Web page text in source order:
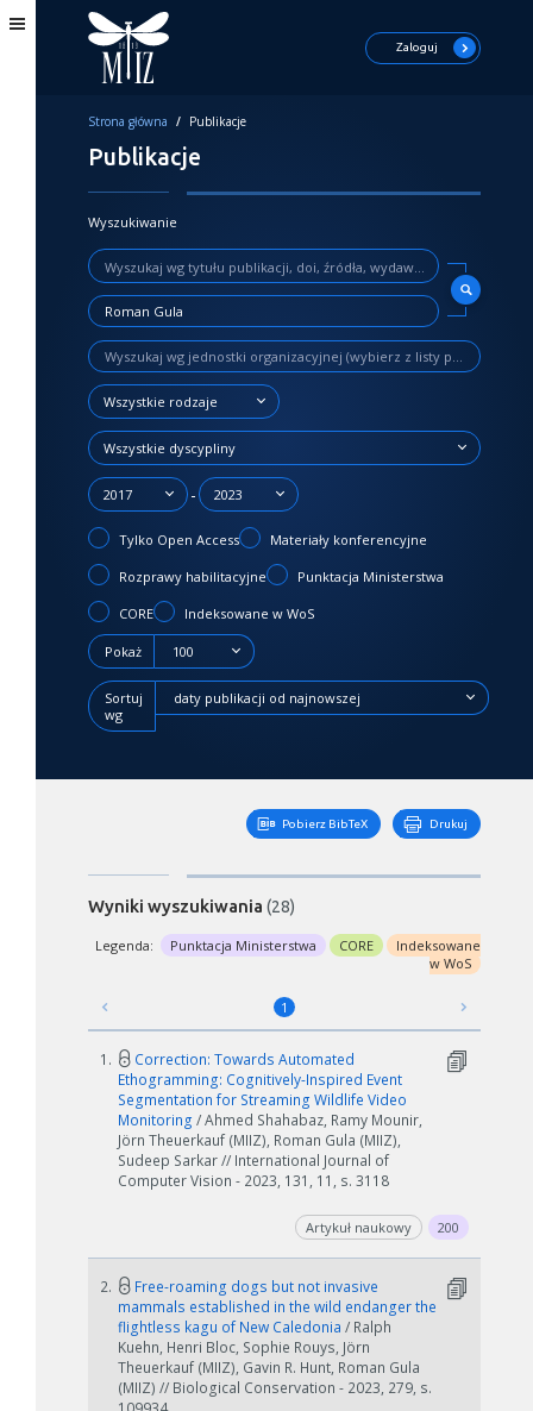
Zaloguj
Strona główna / Publikacje
Publikacje
Wyszukiwanie
Wszystkie rodzaje
Wszystkie dyscypliny
2017 - 2023
Tylko Open Access Materiały konferencyjne
Rozprawy habilitacyjne Punktacja Ministerstwa
CORE Indeksowane w WoS
Pokaż 100
Sortuj
wg
daty publikacji od najnowszej
Pobierz BibTeX Drukuj
Wyniki wyszukiwania (28)
Legenda: Punktacja Ministerstwa CORE
Indeksowane
w WoS
1
1.
Correction: Towards Automated
Ethogramming: Cognitively-Inspired Event
Segmentation for Streaming Wildlife Video
Monitoring / Ahmed Shahabaz, Ramy Mounir,
Jörn Theuerkauf (MIIZ), Roman Gula (MIIZ),
Sudeep Sarkar // International Journal of
Computer Vision - 2023, 131, 11, s. 3118
Artykuł naukowy 200
2.
Free-roaming dogs but not invasive
mammals established in the wild endanger the
flightless kagu of New Caledonia / Ralph
Kuehn, Henri Bloc, Sophie Rouys, Jörn
Theuerkauf (MIIZ), Gavin R. Hunt, Roman Gula
(MIIZ) // Biological Conservation - 2023, 279, s.